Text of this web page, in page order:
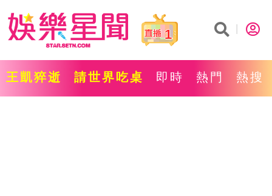
1
王凱猝逝 請世界吃桌 即時 熱門 熱搜